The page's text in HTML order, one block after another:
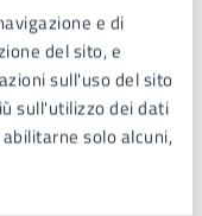
e di
del sito, e
sull'uso del sito
sull'utilizzo dei dati
solo alcuni,
(MB),